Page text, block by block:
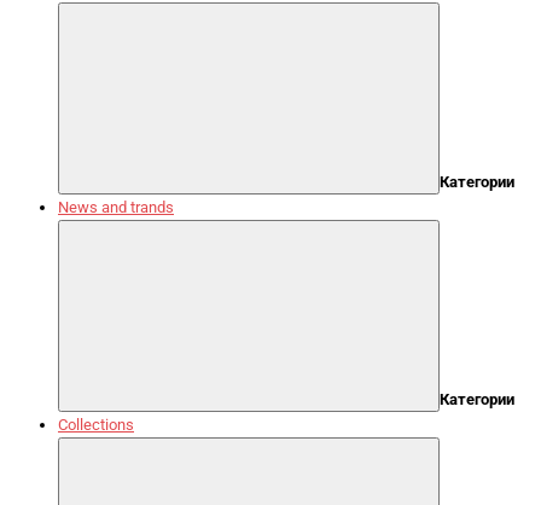
Категории
News and trands
Категории
Collections